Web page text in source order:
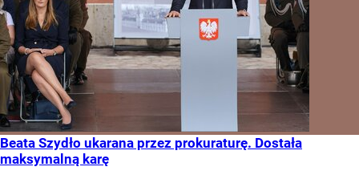
Beata Szydło ukarana przez prokuraturę. Dostała
maksymalną karę